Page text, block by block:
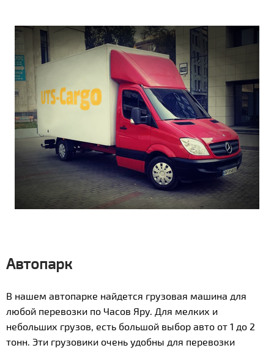
Автопарк
В нашем автопарке найдется грузовая машина для
любой перевозки по Часов Яру. Для мелких и
небольших грузов, есть большой выбор авто от 1 до 2
тонн. Эти грузовики очень удобны для перевозки